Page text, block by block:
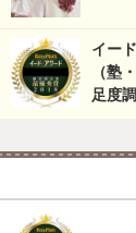
イー
（塾
足度調